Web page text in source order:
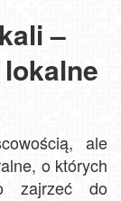
–
ale
o których
zajrzeć do